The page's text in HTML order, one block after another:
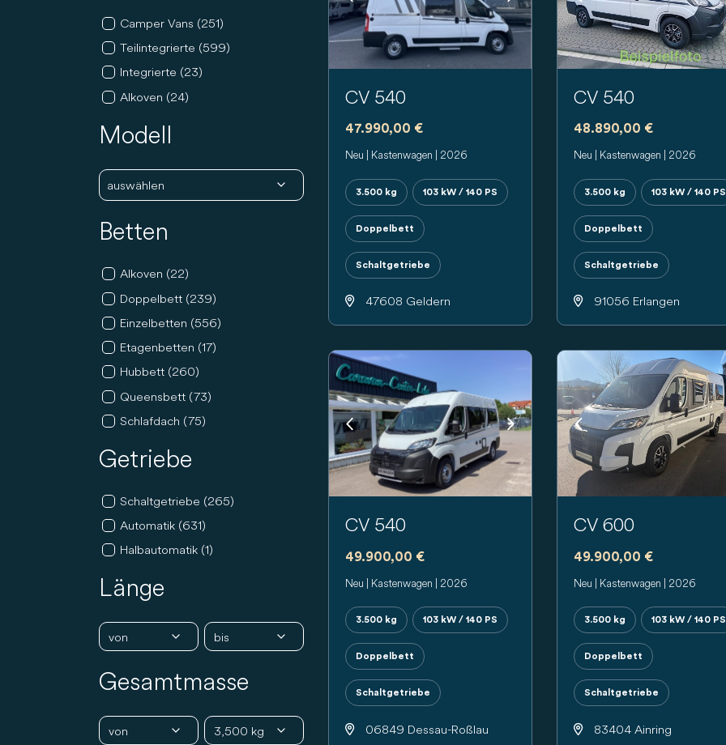
Camper Vans (251)
Teilintegrierte (599)
Integrierte (23)
Alkoven (24)
Modell
Betten
Alkoven (22)
Doppelbett (239)
Einzelbetten (556)
Etagenbetten (17)
Hubbett (260)
Queensbett (73)
Schlafdach (75)
Getriebe
Schaltgetriebe (265)
Automatik (631)
Halbautomatik (1)
Länge
Gesamtmasse
CV 540
47.990,00 €
Neu | Kastenwagen | 2026
3.500 kg 103 kW / 140 PS
Doppelbett
Schaltgetriebe
47608 Geldern
CV 540
48.890,00 €
Neu | Kastenwagen | 2026
3.500 kg 103 kW / 140 PS
Doppelbett
Schaltgetriebe
91056 Erlangen
Previous Next
CV 540
49.900,00 €
Neu | Kastenwagen | 2026
3.500 kg 103 kW / 140 PS
Doppelbett
Schaltgetriebe
06849 Dessau-Roßlau
Previous
CV 600
49.900,00 €
Neu | Kastenwagen | 2026
3.500 kg 103 kW / 140 PS
Doppelbett
Schaltgetriebe
83404 Ainring